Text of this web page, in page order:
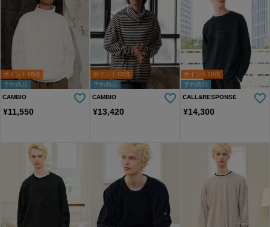
予約商品
ポイント10倍
CAMBIO
¥11,550
予約商品
ポイント10倍
CAMBIO
¥13,420
予約商品
ポイント10倍
CALL&RESPONSE
¥14,300